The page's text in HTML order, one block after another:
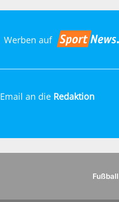
Werben auf
Email an die Redaktion
Fußball